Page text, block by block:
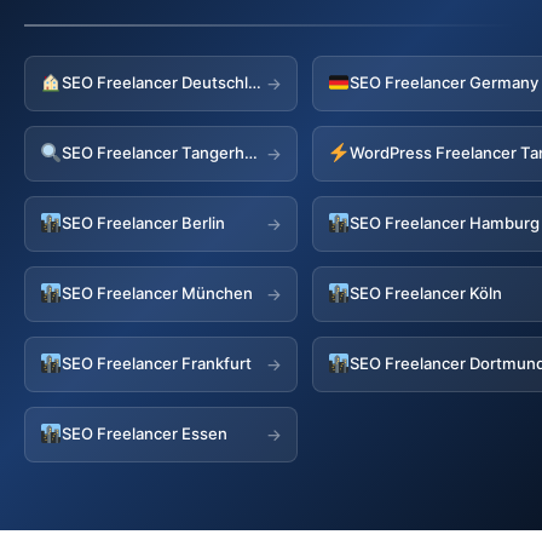
SEO Freelancer Deutschland →
SEO Freelancer Tangerhuette →
SEO Freelancer Berlin → SEO Freelancer Hamburg
SEO Freelancer München → SEO Freelancer Köln
SEO Freelancer Frankfurt → SEO Freelancer
SEO Freelancer Essen →